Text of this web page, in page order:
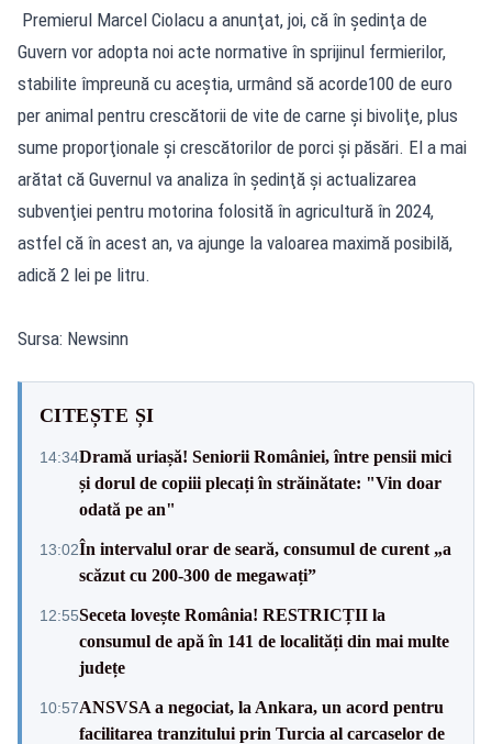
Premierul Marcel Ciolacu a anunţat, joi, că în şedinţa de
Guvern vor adopta noi acte normative în sprijinul fermierilor,
stabilite împreună cu aceştia, urmând să acorde100 de euro
per animal pentru crescătorii de vite de carne şi bivoliţe, plus
sume proporţionale şi crescătorilor de porci şi păsări. El a mai
arătat că Guvernul va analiza în şedinţă şi actualizarea
subvenţiei pentru motorina folosită în agricultură în 2024,
astfel că în acest an, va ajunge la valoarea maximă posibilă,
adică 2 lei pe litru.
Sursa: Newsinn
CITEȘTE ȘI
14:34Dramă uriașă! Seniorii României, între pensii mici
și dorul de copiii plecați în străinătate: "Vin doar
odată pe an"
13:02În intervalul orar de seară, consumul de curent „a
scăzut cu 200-300 de megawați”
12:55Seceta lovește România! RESTRICȚII la
consumul de apă în 141 de localități din mai multe
județe
10:57ANSVSA a negociat, la Ankara, un acord pentru
facilitarea tranzitului prin Turcia al carcaselor de